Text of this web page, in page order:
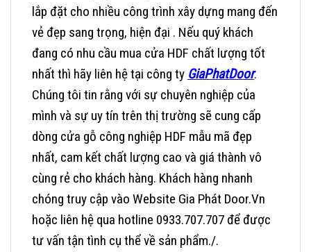
lắp đặt cho nhiều công trình xây dựng mang đến
vẻ đẹp sang trọng, hiện đại . Nếu quý khách
đang có nhu cầu mua cửa HDF chất lượng tốt
nhất thì hãy liên hệ tại công ty GiaPhatDoor.
Chúng tôi tin rằng với sự chuyên nghiệp của
mình và sự uy tín trên thị trường sẽ cung cấp
dòng cửa gỗ công nghiệp HDF mẫu mã đẹp
nhất, cam kết chất lượng cao và giá thành vô
cùng rẻ cho khách hàng. Khách hàng nhanh
chóng truy cập vào Website Gia Phát Door.Vn
hoặc liên hệ qua hotline 0933.707.707 để được
tư vấn tận tình cụ thể về sản phẩm./.